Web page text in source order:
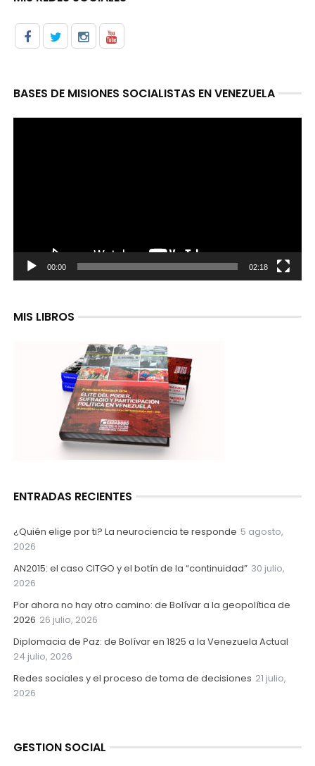
BASES DE MISIONES SOCIALISTAS EN VENEZUELA
00:00 02:18
MIS LIBROS
ENTRADAS RECIENTES
¿Quién elige por ti? La neurociencia te responde 5 agosto,
2026
AN2015: el caso CITGO y el botín de la “continuidad” 30 julio,
2026
Por ahora no hay otro camino: de Bolívar a la geopolítica de
2026 26 julio, 2026
Diplomacia de Paz: de Bolívar en 1825 a la Venezuela Actual
24 julio, 2026
Redes sociales y el proceso de toma de decisiones 21 julio,
2026
GESTION SOCIAL